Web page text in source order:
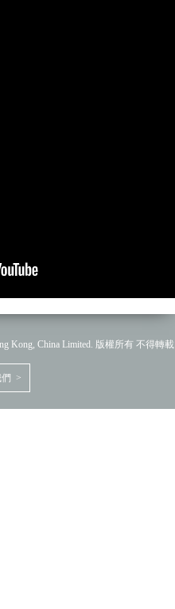
Kong, China Limited. 版權所有 不得轉載
們 >